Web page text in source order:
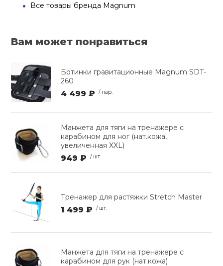
Все товары бренда Magnum
Вам может понравиться
Ботинки гравитационные Magnum SDT-
260
4 499 ₽ / пар.
Манжета для тяги на тренажере с
карабином для ног (нат.кожа,
увеличенная XXL)
949 ₽ / шт.
Тренажер для растяжки Stretch Master
1 499 ₽ / шт.
Манжета для тяги на тренажере с
карабином для рук (нат.кожа)